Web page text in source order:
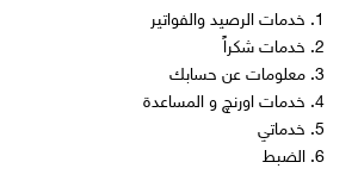
خدمات الرصيد والفواتير​
خدمات شكراً
معلومات عن حسابك
خدمات اورنچ و المساعدة
خدماتي
الضبط​